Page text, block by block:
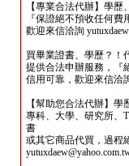
【專業合法代辦】學
『保證絕不預收任何
歡迎來信洽詢
買畢業證書、學歷？！
提供合法申辦服務，『
信用可靠，歡迎來信洽
【幫助您合法代辦】
專科、大學、研究所、
書
或其它商品代買，過程